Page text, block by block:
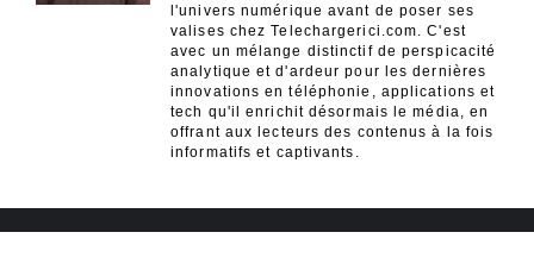
l'univers numérique avant de poser ses
valises chez Telechargerici.com. C'est
avec un mélange distinctif de perspicacité
analytique et d'ardeur pour les dernières
innovations en téléphonie, applications et
tech qu'il enrichit désormais le média, en
offrant aux lecteurs des contenus à la fois
informatifs et captivants.